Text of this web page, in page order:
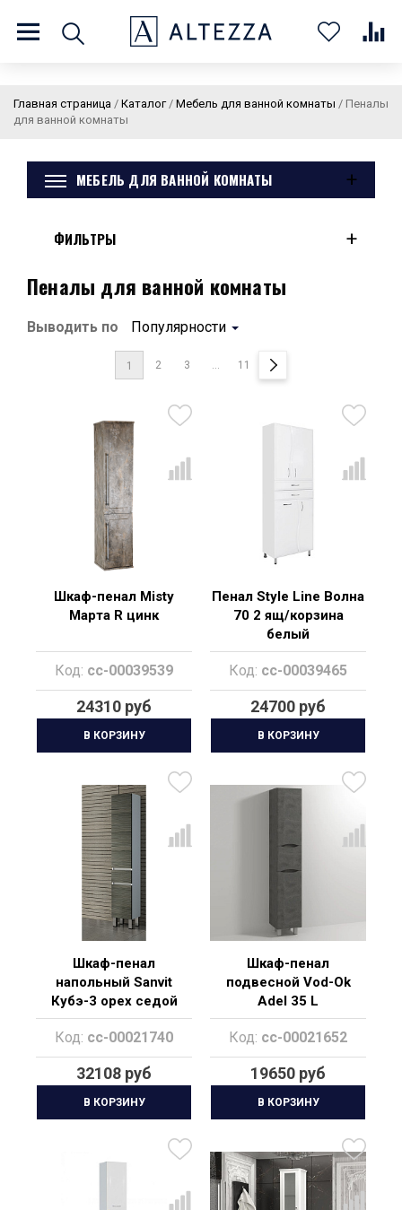
8 (800) 201 60 03 9:00 - 21:00 ПН-ВС
О насДоставка и оплата Покупателям Статьи Бренды
Главная страница / Каталог / Мебель для ванной комнаты / Пеналы
для ванной комнаты
МЕБЕЛЬ ДЛЯ ВАННОЙ КОМНАТЫ +
+
ФИЛЬТРЫ
Пеналы для ванной комнаты
Выводить по Популярности
1 2 3 ... 11
Шкаф-пенал Misty
Марта R цинк
Код: cc-00039539
24310 руб
В КОРЗИНУ
Пенал Style Line Волна
70 2 ящ/корзина
белый
Код: cc-00039465
24700 руб
В КОРЗИНУ
Шкаф-пенал
напольный Sanvit
Кубэ-3 орех седой
темный
Код: cc-00021740
32108 руб
В КОРЗИНУ
Шкаф-пенал
подвесной Vod-Ok
Adel 35 L
Код: cc-00021652
19650 руб
В КОРЗИНУ